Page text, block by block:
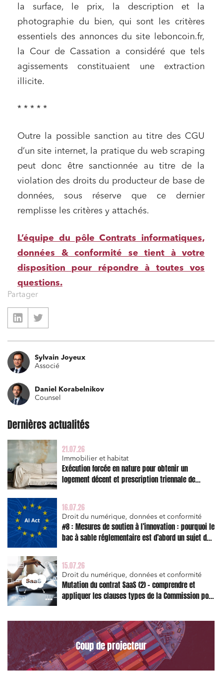
la surface, le prix, la description et la
photographie du bien, qui sont les critères
essentiels des annonces du site leboncoin.fr,
la Cour de Cassation a considéré que tels
agissements constituaient une extraction
illicite.
* * * * *
Outre la possible sanction au titre des CGU
d’un site internet, la pratique du web scraping
peut donc être sanctionnée au titre de la
violation des droits du producteur de base de
données, sous réserve que ce dernier
remplisse les critères y attachés.
L’équipe du pôle Contrats informatiques,
données & conformité se tient à votre
disposition pour répondre à toutes vos
questions.
Partager
Sylvain Joyeux
Associé
Daniel Korabelnikov
Counsel
Dernières actualités
21.07.26
Immobilier et habitat
Exécution forcée en nature pour obtenir un
logement décent et prescription triennale de
16.07.26
Droit du numérique, données et conformité
#8 : Mesures de soutien à l’innovation : pourquoi le
bac à sable réglementaire est d’abord un sujet de
15.07.26
Droit du numérique, données et conformité
Mutation du contrat SaaS (2) – comprendre et
appliquer les clauses types de la Commission pour
Coup de projecteur
Règlement des litiges
Droit du numérique, données et conformité
Relations sociales et droit du travail
Services publics et collectivités
Environnement
Droit des sociétés et Fusions-Acquisitions
J'ai lu et j'accepte la politique de confidentialité